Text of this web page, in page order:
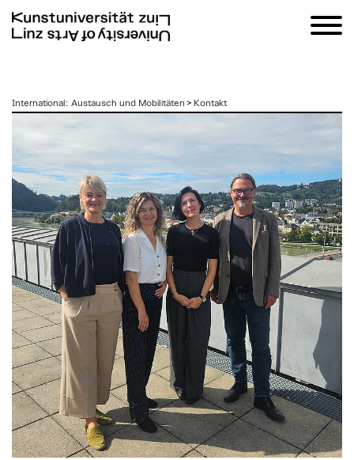
zumInternational: Austausch und Mobilitäten > Kontakt